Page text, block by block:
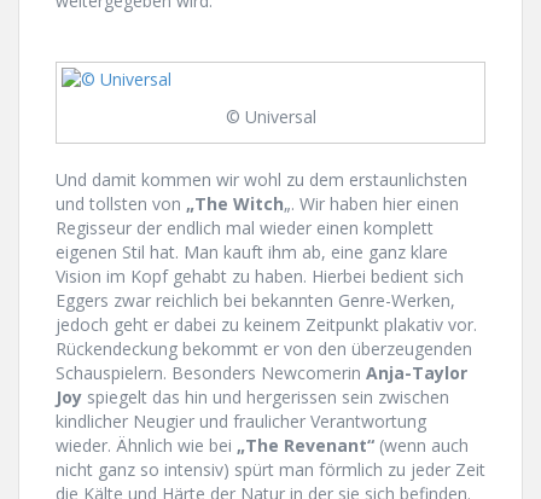
© Universal
Und damit kommen wir wohl zu dem erstaunlichsten
und tollsten von „The Witch„. Wir haben hier einen
Regisseur der endlich mal wieder einen komplett
eigenen Stil hat. Man kauft ihm ab, eine ganz klare
Vision im Kopf gehabt zu haben. Hierbei bedient sich
Eggers zwar reichlich bei bekannten Genre-Werken,
jedoch geht er dabei zu keinem Zeitpunkt plakativ vor.
Rückendeckung bekommt er von den überzeugenden
Schauspielern. Besonders Newcomerin Anja-Taylor
Joy spiegelt das hin und hergerissen sein zwischen
kindlicher Neugier und fraulicher Verantwortung
wieder. Ähnlich wie bei „The Revenant“ (wenn auch
nicht ganz so intensiv) spürt man förmlich zu jeder Zeit
die Kälte und Härte der Natur in der sie sich befinden.